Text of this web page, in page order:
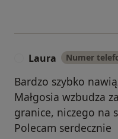
Laura Numer
Bardzo szybko
Małgosia wzbudza
granice, niczego na
Polecam serdecznie